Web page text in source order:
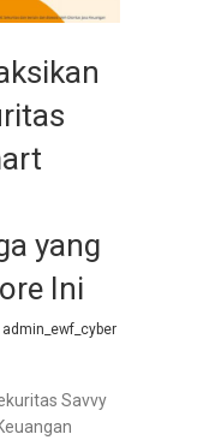
yang
Ini
admin_ewf_cyber
Savvy